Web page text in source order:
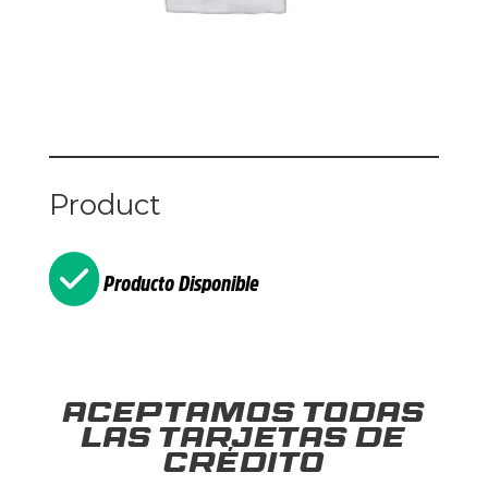
Product
Producto Disponible
Aceptamos todas
las tarjetas de
crédito